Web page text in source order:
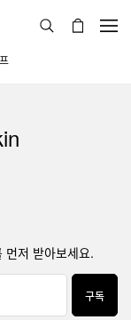
먼저 받아보세요.
구독